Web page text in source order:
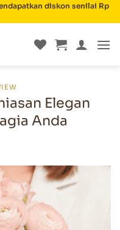
diskon senilai Rp
Elegan
Anda